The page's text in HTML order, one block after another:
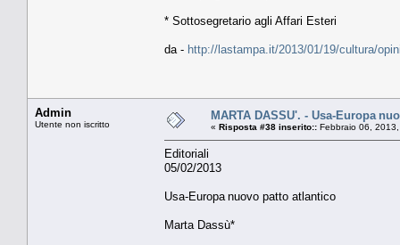
* Sottosegretario agli Affari Esteri
da - http://lastampa.it/2013/01/19/cultura/
Admin
Utente non iscritto
MARTA DASSU'. - Usa-Europa
« Risposta #38 inserito:: Febbraio 06,
Editoriali
05/02/2013
Usa-Europa nuovo patto atlantico
Marta Dassù*